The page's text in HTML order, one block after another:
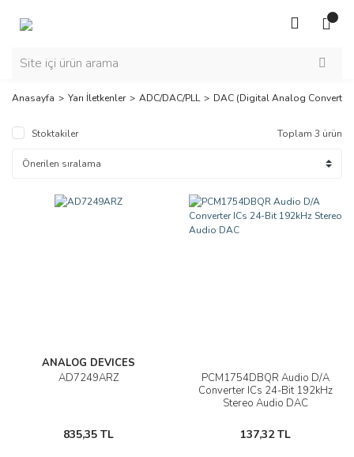
Anasayfa Yarı İletkenler ADC/DAC/PLL DAC (Digital Analog Converter)
Stoktakiler Toplam 3 ürün
ANALOG DEVICES
AD7249ARZ
835,35 TL
PCM1754DBQR Audio D/A
Converter ICs 24-Bit 192kHz
Stereo Audio DAC
137,32 TL